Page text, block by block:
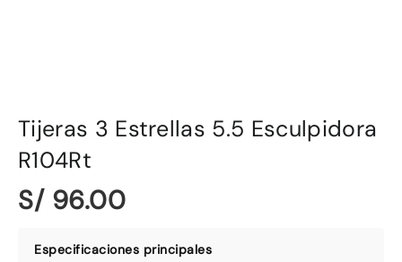
Tijeras 3 Estrellas 5.5 Esculpidora
R104Rt
S/ 96.00